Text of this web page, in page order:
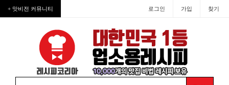
+ 맛비전 커뮤니티 로그인 가입 찾기